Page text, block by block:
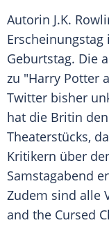
Autorin J.K.
Geburtstag. Die
zu "Harry Potter
Twitter bisher
hat die Britin
Theaterstücks,
Kritikern über
Samstagabend
Zudem sind alle
and the Cursed